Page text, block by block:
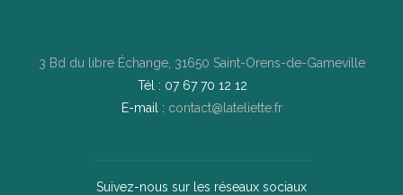
3 Bd du libre Échange, 31650 Saint-Orens-de-Gameville
Tél : 07 67 70 12 12
E-mail : contact@lateliette.fr
Suivez-nous sur les réseaux sociaux